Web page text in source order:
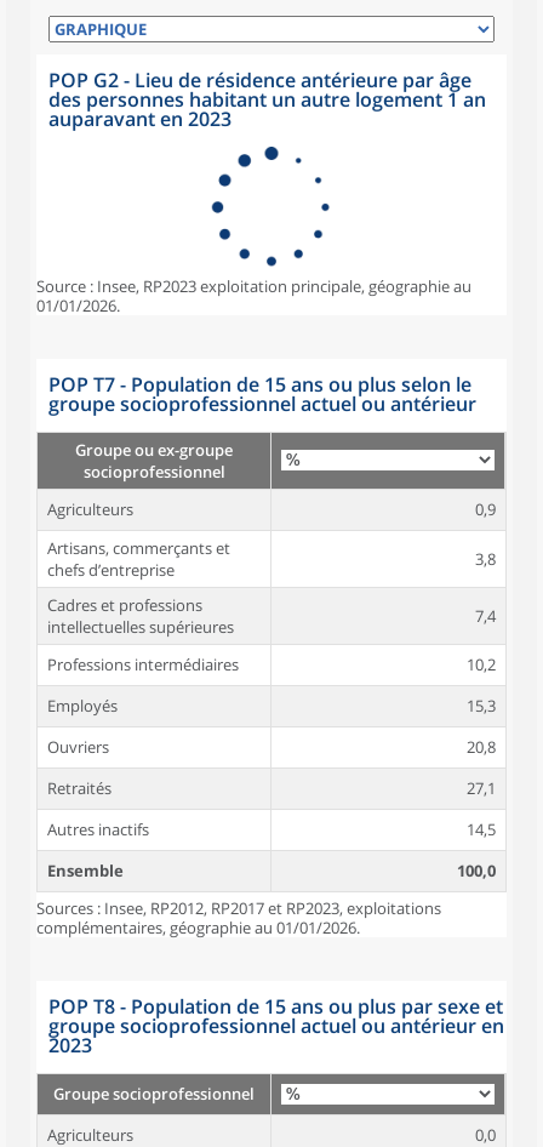
POP G2 - Lieu de résidence antérieure par âge
des personnes habitant un autre logement 1 an
auparavant en 2023
Source : Insee, RP2023 exploitation principale, géographie au
01/01/2026.
POP T7 - Population de 15 ans ou plus selon le
groupe socioprofessionnel actuel ou antérieur
Groupe ou ex-groupe
socioprofessionnel
Agriculteurs
0,9
Artisans, commerçants et
chefs d’entreprise
3,8
Cadres et professions
intellectuelles supérieures
7,4
Professions intermédiaires
10,2
Employés
15,3
Ouvriers
20,8
Retraités
27,1
Autres inactifs
14,5
Ensemble
100,0
Sources : Insee, RP2012, RP2017 et RP2023, exploitations
complémentaires, géographie au 01/01/2026.
POP T8 - Population de 15 ans ou plus par sexe et
groupe socioprofessionnel actuel ou antérieur en
2023
Groupe socioprofessionnel
Agriculteurs
0,0